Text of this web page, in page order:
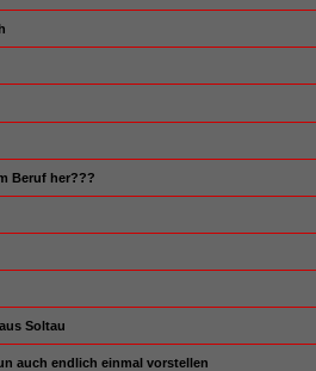
Beruf her???
Soltau
auch endlich einmal vorstellen